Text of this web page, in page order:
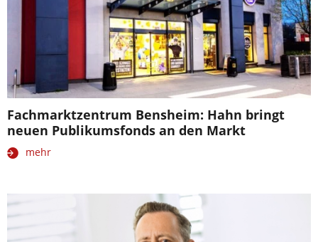
Fachmarktzentrum Bensheim: Hahn bringt
neuen Publikumsfonds an den Markt
mehr